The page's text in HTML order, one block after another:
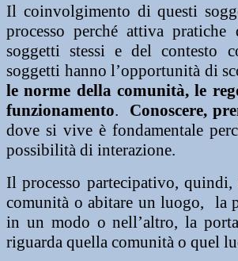
Il coinvolgimento di questi
processo perché attiva
soggetti stessi e del contesto
soggetti hanno l’opportunità di
le norme della comunità, le
funzionamento. Conoscere,
dove si vive è fondamentale
possibilità di interazione.
Il processo partecipativo, quindi,
comunità o abitare un luogo, la
in un modo o nell’altro, la
riguarda quella comunità o quel